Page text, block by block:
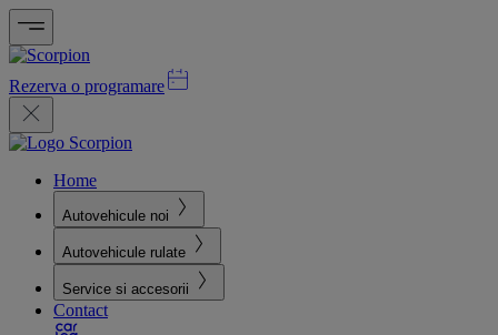
Rezerva o programare
Home
Autovehicule noi
Autovehicule rulate
Service si accesorii
Contact